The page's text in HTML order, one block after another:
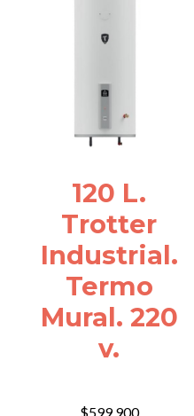
120 L.
Trotter
Industrial.
Termo
Mural. 220
v.
$599.900